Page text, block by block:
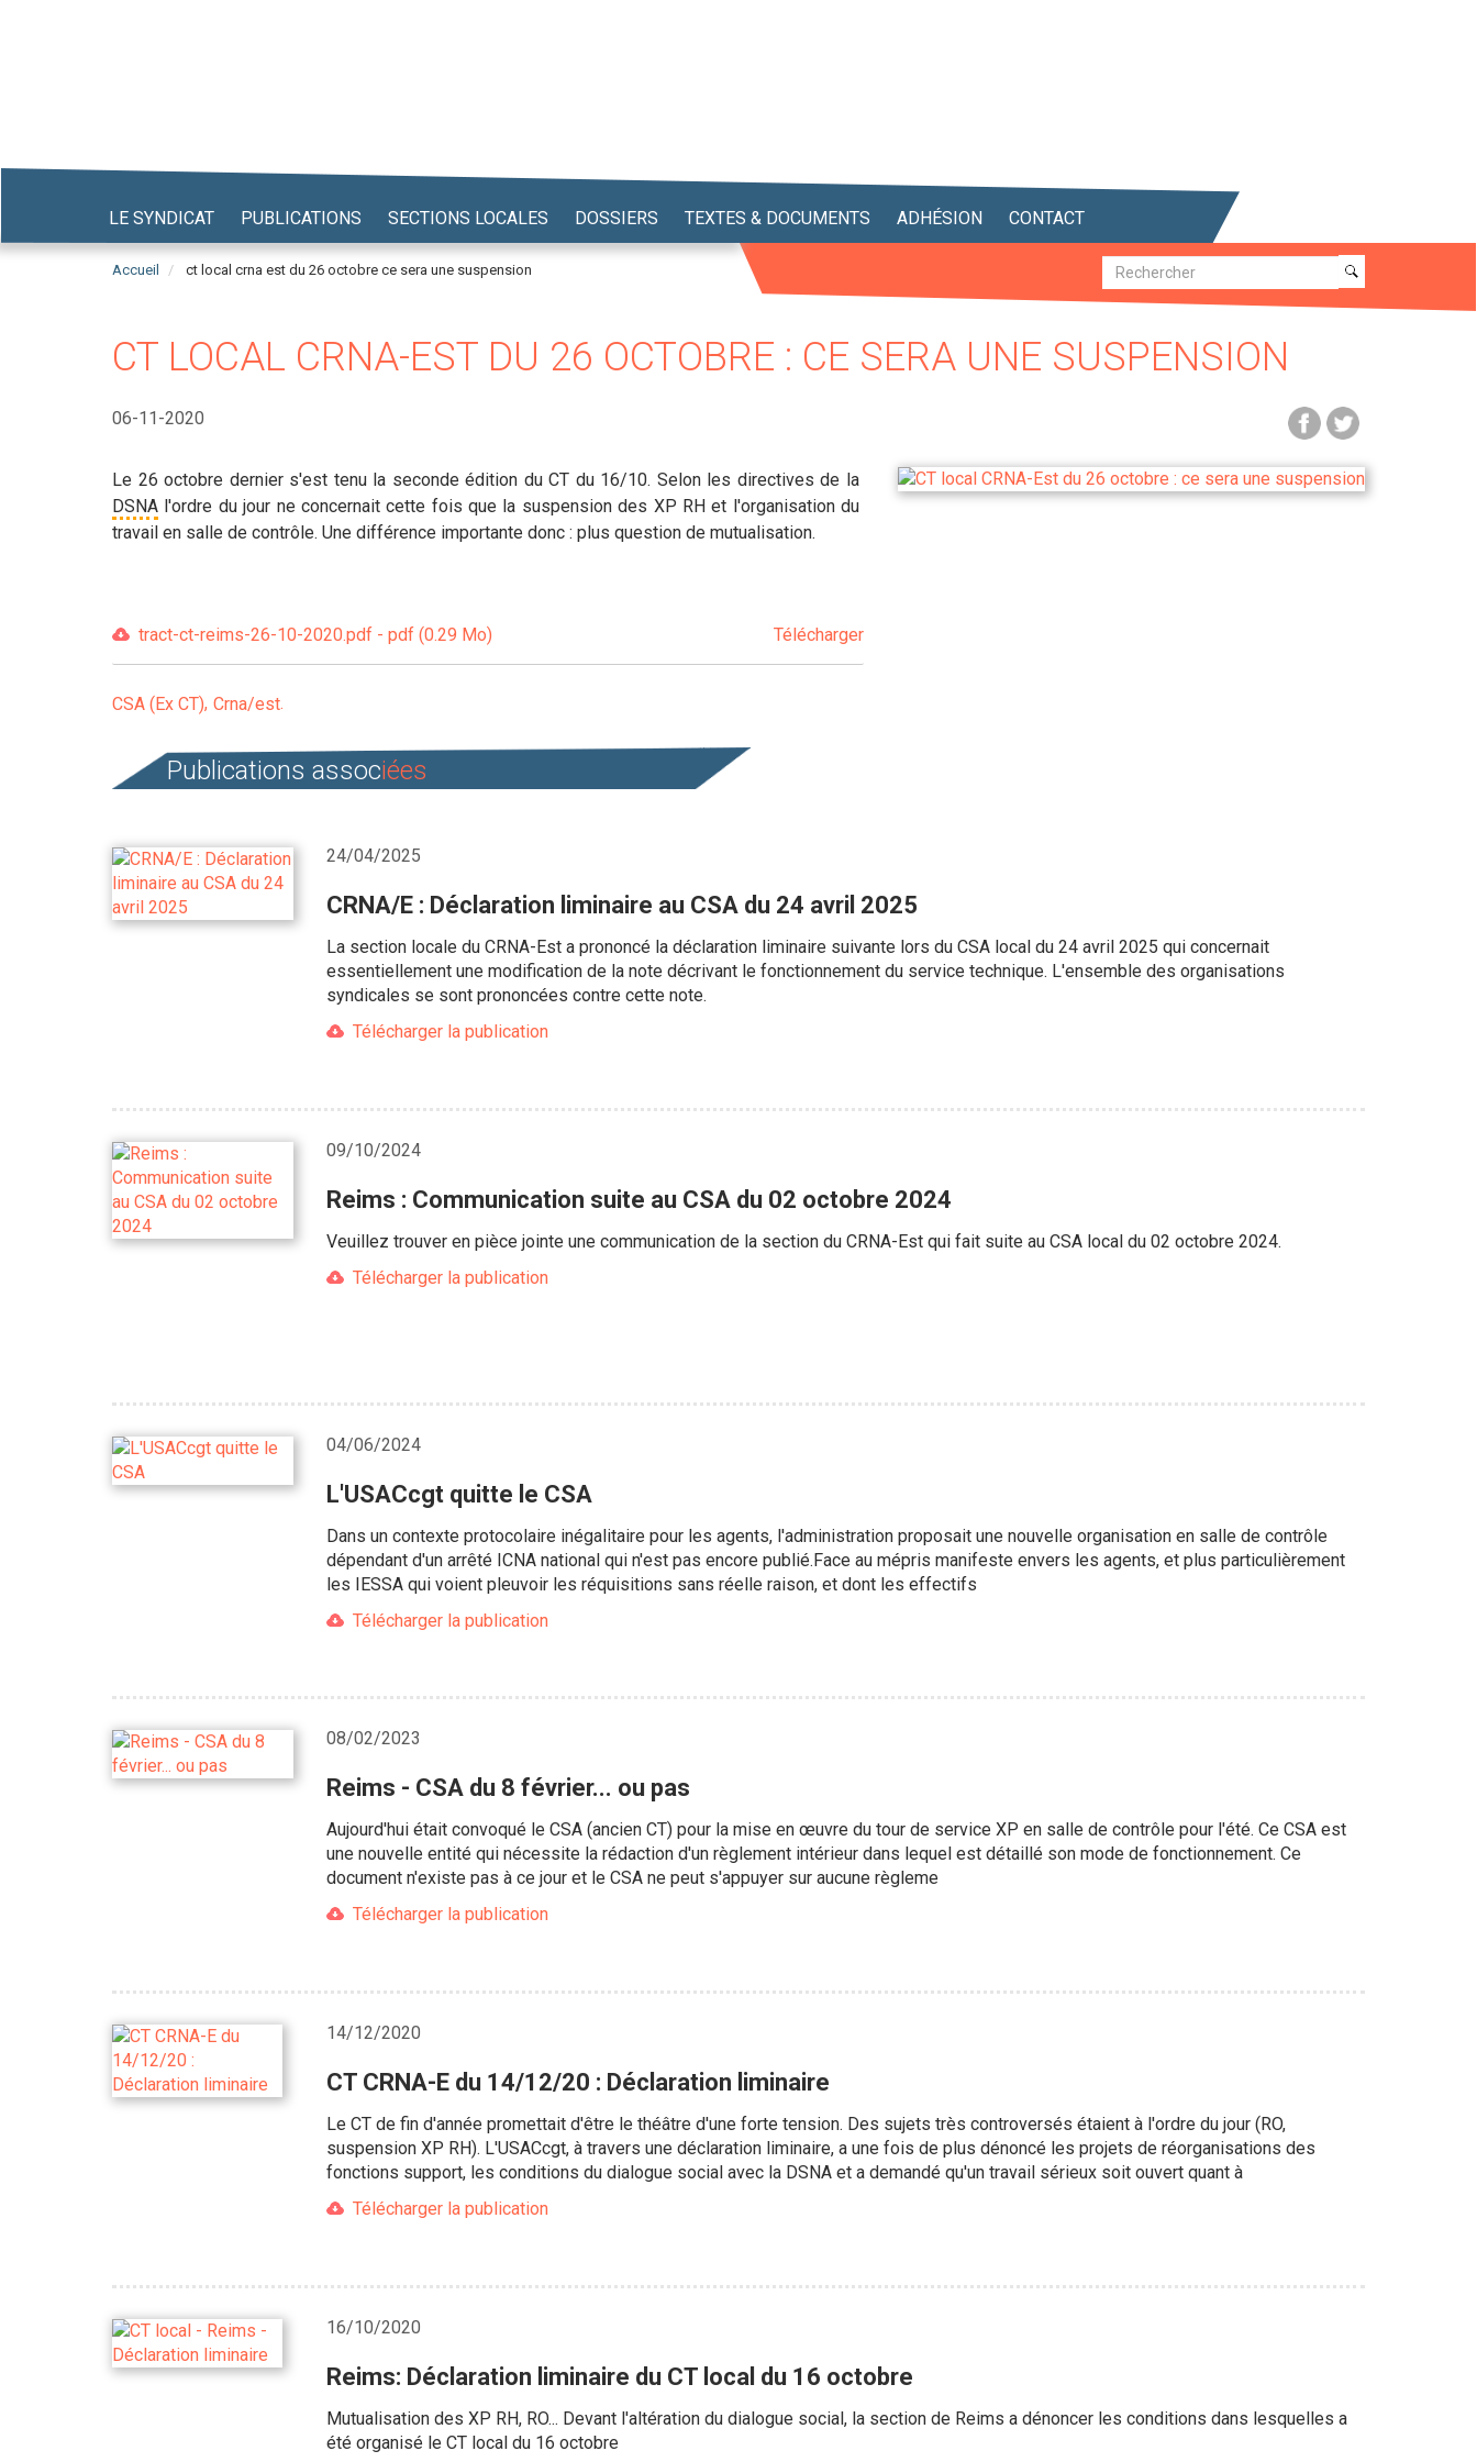
LE SYNDICAT PUBLICATIONS SECTIONS LOCALES DOSSIERS TEXTES & DOCUMENTS ADHÉSION CONTACT
Accueil ct local crna est du 26 octobre ce sera une suspension Recherche
Recherche
CT LOCAL CRNA-EST DU 26 OCTOBRE : CE SERA UNE SUSPENSION
06-11-2020
Le 26 octobre dernier s'est tenu la seconde édition du CT du 16/10. Selon les directives de la
DSNA l'ordre du jour ne concernait cette fois que la suspension des XP RH et l'organisation du
travail en salle de contrôle. Une différence importante donc : plus question de mutualisation.
tract-ct-reims-26-10-2020.pdf - pdf (0.29 Mo) Télécharger
CSA (Ex CT) Crna/est
Publications associées
24/04/2025
CRNA/E : Déclaration liminaire au CSA du 24 avril 2025
La section locale du CRNA-Est a prononcé la déclaration liminaire suivante lors du CSA local du 24 avril 2025 qui concernait
essentiellement une modification de la note décrivant le fonctionnement du service technique. L'ensemble des organisations
syndicales se sont prononcées contre cette note.
Télécharger la publication
09/10/2024
Reims : Communication suite au CSA du 02 octobre 2024
Veuillez trouver en pièce jointe une communication de la section du CRNA-Est qui fait suite au CSA local du 02 octobre 2024.
Télécharger la publication
04/06/2024
L'USACcgt quitte le CSA
Dans un contexte protocolaire inégalitaire pour les agents, l'administration proposait une nouvelle organisation en salle de contrôle
dépendant d'un arrêté ICNA national qui n'est pas encore publié.Face au mépris manifeste envers les agents, et plus particulièrement
les IESSA qui voient pleuvoir les réquisitions sans réelle raison, et dont les effectifs
Télécharger la publication
08/02/2023
Reims - CSA du 8 février... ou pas
Aujourd'hui était convoqué le CSA (ancien CT) pour la mise en œuvre du tour de service XP en salle de contrôle pour l'été. Ce CSA est
une nouvelle entité qui nécessite la rédaction d'un règlement intérieur dans lequel est détaillé son mode de fonctionnement. Ce
document n'existe pas à ce jour et le CSA ne peut s'appuyer sur aucune règleme
Télécharger la publication
14/12/2020
CT CRNA-E du 14/12/20 : Déclaration liminaire
Le CT de fin d'année promettait d'être le théâtre d'une forte tension. Des sujets très controversés étaient à l'ordre du jour (RO,
suspension XP RH). L'USACcgt, à travers une déclaration liminaire, a une fois de plus dénoncé les projets de réorganisations des
fonctions support, les conditions du dialogue social avec la DSNA et a demandé qu'un travail sérieux soit ouvert quant à
Télécharger la publication
16/10/2020
Reims: Déclaration liminaire du CT local du 16 octobre
Mutualisation des XP RH, RO... Devant l'altération du dialogue social, la section de Reims a dénoncer les conditions dans lesquelles a
été organisé le CT local du 16 octobre